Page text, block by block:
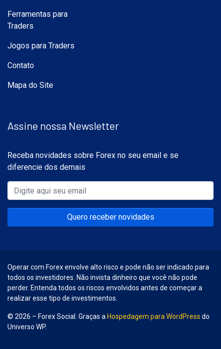
Ferramentas para
Traders
Jogos para Traders
Contato
Mapa do Site
Assine nossa Newsletter
Receba novidades sobre Forex no seu email e se
diferencie dos demais
Quero receber novidades
Operar com Forex envolve alto risco e pode não ser indicado para
todos os investidores. Não invista dinheiro que você não pode
perder. Entenda todos os riscos envolvidos antes de começar a
realizar esse tipo de investimentos.
© 2026 – Forex Social. Graças a Hospedagem para WordPress do
Universo WP.